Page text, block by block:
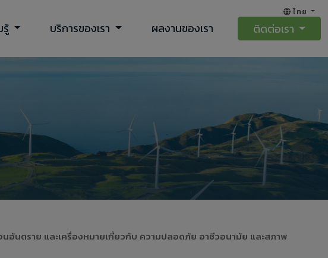
ไทย
รู้ บริการของเรา ผลงานของเรา ติดต่อเรา
อันตราย และเครื่องหมายเกี่ยวกับ ความปลอดภัย อาชีวอนามัย และสภาพ